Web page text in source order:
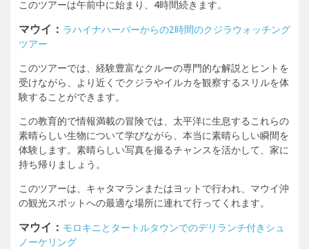
このツアーは午前中に始まり、4時間続きます。
マウイ： ラハイナハーバーからの2時間のクジラウォッチング
ツアー
このツアーでは、経験豊富なクルーの専門的な解説とヒントを
受けながら、より近くでクジラやイルカを観察するスリルを体
験することができます。
この教育的で情報満載の冒険では、太平洋に生息するこれらの
素晴らしい生物について学びながら、本当に素晴らしい瞬間を
体験します。素晴らしい写真を撮るチャンスを活かして、家に
持ち帰りましょう。
このツアーは、キャタマランまたはヨットで行われ、マウイ沖
の観光スポットへの最適な場所に連れて行ってくれます。
マウイ： モロキニとタートルタウンでのデリランチ付きシュ
ノーケリング